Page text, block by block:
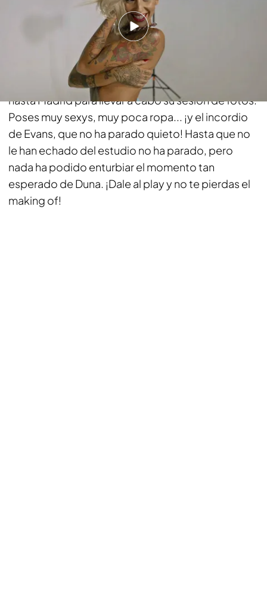
La reina del Raval, por fin ha conseguido su sueño.
Tras recibir el visto bueno, Duna se ha desplazado
hasta Madrid para llevar a cabo su sesión de fotos.
Poses muy sexys, muy poca ropa... ¡y el incordio
de Evans, que no ha parado quieto! Hasta que no
le han echado del estudio no ha parado, pero
nada ha podido enturbiar el momento tan
esperado de Duna. ¡Dale al play y no te pierdas el
making of!